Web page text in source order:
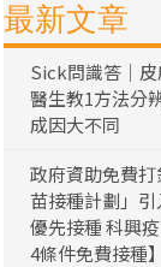
最新文章
Sick問識答｜皮
醫生教1方法分
成因大不同
政府資助免費
苗接種計劃」
優先接種 科興
4條件免費接種】